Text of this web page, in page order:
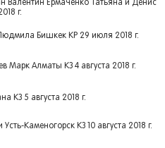
Валентин Ермаченко Татьяна и Денис
г.
Бишкек КР 29 июля 2018 г.
Марк Алматы КЗ 4 августа 2018 г.
КЗ 5 августа 2018 г.
Каменогорск КЗ 10 августа 2018 г.